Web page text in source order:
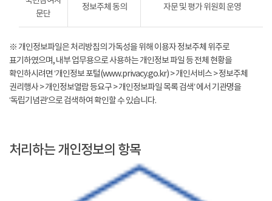
문단
정보주체 동의 자문 및 평가 위원회 운영
※ 개인정보파일은 처리방침의 가독성을 위해 이용자 정보주체 위주로
표기하였으며, 내부 업무용으로 사용하는 개인정보 파일 등 전체 현황을
확인하시려면 ‘개인정보 포털(www.privacy.go.kr) > 개인서비스 > 정보주체
권리행사 > 개인정보열람 등요구 > 개인정보파일 목록 검색’ 에서 기관명을
‘독립기념관’으로 검색하여 확인할 수 있습니다.
처리하는 개인정보의 항목